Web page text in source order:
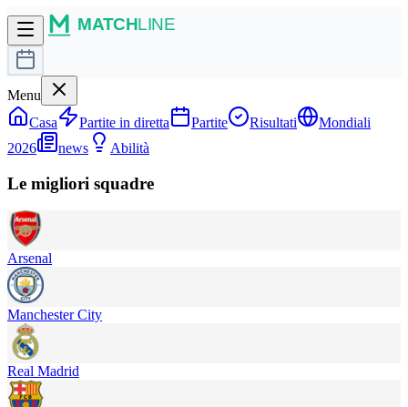
Menu
Casa
Partite in diretta Partite Risultati
Mondiali
2026
news Abilità
Le migliori squadre
Arsenal
Manchester City
Real Madrid